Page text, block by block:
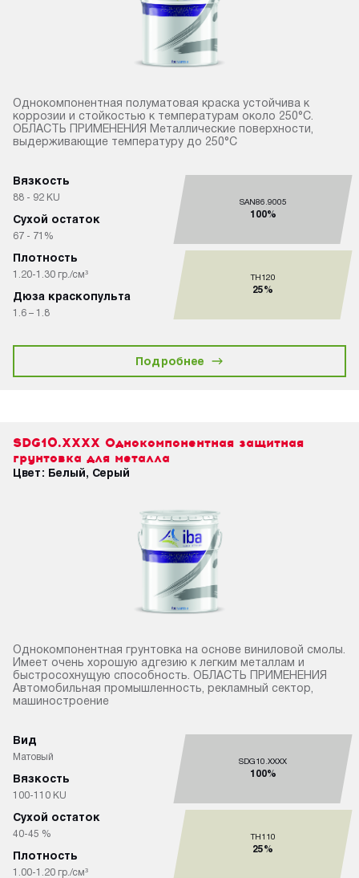
Однокомпонентная полуматовая краска устойчива к
коррозии и стойкостью к температурам около 250°C.
ОБЛАСТЬ ПРИМЕНЕНИЯ Металлические поверхности,
выдерживающие температуру до 250°C
Вязкость
88 - 92 KU
Сухой остаток
67 - 71%
Плотность
1.20-1.30 гр./см³
Дюза краскопульта
1.6 – 1.8
SAN86.9005
100%
TH120
25%
Подробнее
SDG10.XXXX Однокомпонентная защитная
грунтовка для металла
Цвет: Белый, Серый
Однокомпонентная грунтовка на основе виниловой смолы.
Имеет очень хорошую адгезию к легким металлам и
быстросохнущую способность. ОБЛАСТЬ ПРИМЕНЕНИЯ
Автомобильная промышленность, рекламный сектор,
машиностроение
Вид
Матовый
Вязкость
100-110 KU
Сухой остаток
40-45 %
Плотность
1.00-1.20 гр./см³
SDG10.XXXX
100%
TH110
25%